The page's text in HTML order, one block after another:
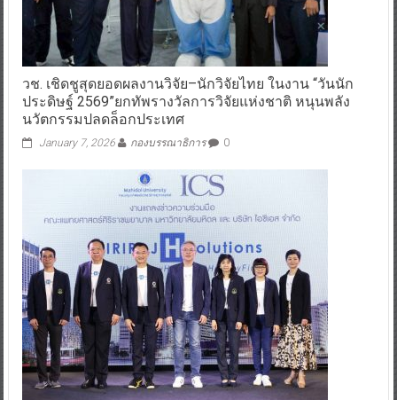
วช. เชิดชูสุดยอดผลงานวิจัย–นักวิจัยไทย ในงาน “วันนัก
ประดิษฐ์ 2569”ยกทัพรางวัลการวิจัยแห่งชาติ หนุนพลัง
นวัตกรรมปลดล็อกประเทศ
January 7, 2026 กองบรรณาธิการ 0